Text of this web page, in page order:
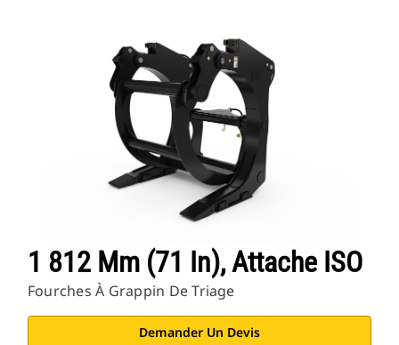
1 812 Mm (71 In), Attache ISO
Fourches À Grappin De Triage
Demander Un Devis